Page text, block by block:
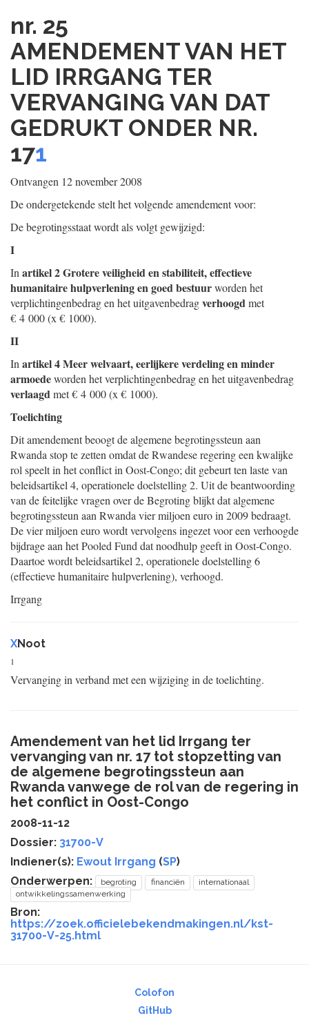
nr. 25
AMENDEMENT VAN HET
LID IRRGANG TER
VERVANGING VAN DAT
GEDRUKT ONDER NR.
171
Ontvangen 12 november 2008
De ondergetekende stelt het volgende amendement voor:
De begrotingsstaat wordt als volgt gewijzigd:
I
In artikel 2 Grotere veiligheid en stabiliteit, effectieve
humanitaire hulpverlening en goed bestuurworden het
verplichtingenbedrag en het uitgavenbedragverhoogdmet
€ 4 000 (x € 1000).
II
In artikel 4 Meer welvaart, eerlijkere verdeling en minder
armoedeworden het verplichtingenbedrag en het uitgavenbedrag
verlaagdmet € 4 000 (x € 1000).
Toelichting
Dit amendement beoogt de algemene begrotingssteun aan
Rwanda stop te zetten omdat de Rwandese regering een kwalijke
rol speelt in het conflict in Oost-Congo; dit gebeurt ten laste van
beleidsartikel 4, operationele doelstelling 2. Uit de beantwoording
van de feitelijke vragen over de Begroting blijkt dat algemene
begrotingssteun aan Rwanda vier miljoen euro in 2009 bedraagt.
De vier miljoen euro wordt vervolgens ingezet voor een verhoogde
bijdrage aan het Pooled Fund dat noodhulp geeft in Oost-Congo.
Daartoe wordt beleidsartikel 2, operationele doelstelling 6
(effectieve humanitaire hulpverlening), verhoogd.
Irrgang
XNoot
1
Vervanging in verband met een wijziging in de toelichting.
Amendement van het lid Irrgang ter
vervanging van nr. 17 tot stopzetting van
de algemene begrotingssteun aan
Rwanda vanwege de rol van de regering in
het conflict in Oost-Congo
2008-11-12
Dossier: 31700-V
Indiener(s): Ewout Irrgang (SP)
Onderwerpen:
begroting financiën
internationaal
ontwikkelingssamenwerking
Bron:
https://zoek.officielebekendmakingen.nl/kst-
31700-V-25.html
Colofon
GitHub